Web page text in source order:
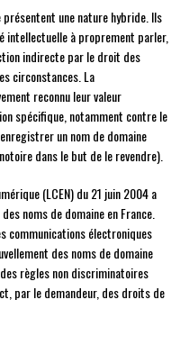
une nature hybride. Ils
à proprement parler,
indirecte par le droit des
circonstances. La
reconnu leur valeur
spécifique, notamment contre le
un nom de domaine
dans le but de le revendre).
(LCEN) du 21 juin 2004 a
noms de domaine en France.
communications électroniques
des noms de domaine
règles non discriminatoires
par le demandeur, des droits de